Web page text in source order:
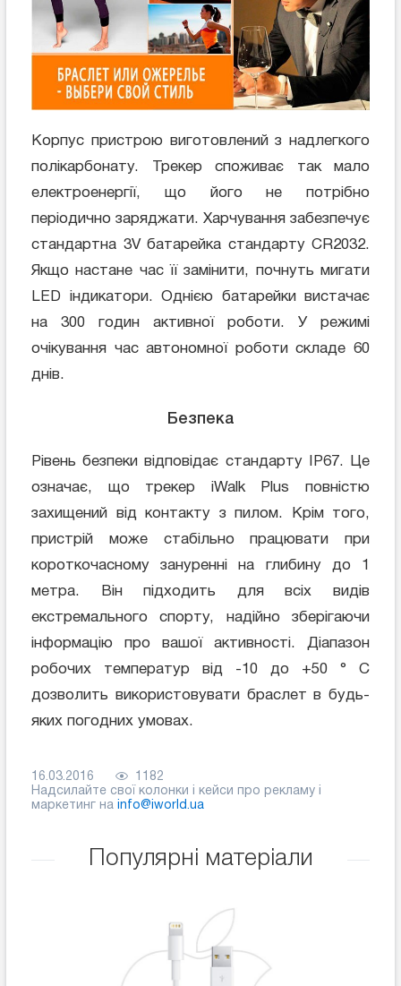
Корпус пристрою виготовлений з надлегкого
полікарбонату. Трекер споживає так мало
електроенергії, що його не потрібно
періодично заряджати. Харчування забезпечує
стандартна 3V батарейка стандарту CR2032.
Якщо настане час її замінити, почнуть мигати
LED індикатори. Однією батарейки вистачає
на 300 годин активної роботи. У режимі
очікування час автономної роботи складе 60
днів.
Безпека
Рівень безпеки відповідає стандарту IP67. Це
означає, що трекер iWalk Plus повністю
захищений від контакту з пилом. Крім того,
пристрій може стабільно працювати при
короткочасному зануренні на глибину до 1
метра. Він підходить для всіх видів
екстремального спорту, надійно зберігаючи
інформацію про вашої активності. Діапазон
робочих температур від -10 до +50 ° С
дозволить використовувати браслет в будь-
яких погодних умовах.
16.03.2016
1182
Надсилайте свої колонки і кейси про рекламу і
маркетинг на
info@iworld.ua
Популярні матеріали